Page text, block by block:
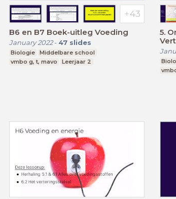
B6 en B7 Boek-uitleg Voeding
January 2022- 47 slides
Biologie
Middelbare school
vmbo g, t, mavo
Leerjaar 2
5.